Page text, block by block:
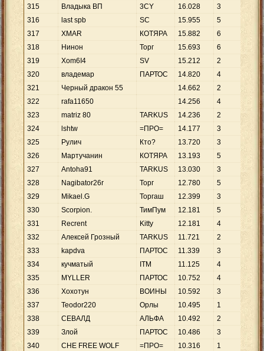
315
Владыка ВП 3CY 16.028 3
316
last spb SC 15.955 5
317
XMAR КОТЯРА 15.882 6
318
Нинон Торг 15.693 6
319
Xom6I4 SV 15.212 2
320
владемар ПАРТОС 14.820 4
321
Черный дракон 55 14.662 2
322
rafa11650 14.256 4
323
matriz 80 TARKUS 14.236 2
324
lshtw =ПРО= 14.177 3
325
Рулич Кто? 13.720 3
326
Мартучанин КОТЯРА 13.193 5
327
Antoha91 TARKUS 13.030 3
328
Nagibator26r Торг 12.780 5
329
Mikael.G Торгаш 12.399 3
330
Scorpion. ТимПум 12.181 5
331
Recrent Kitty 12.181 4
332
Алексей Грозный TARKUS 11.721 2
333
kapdva ПАРТОС 11.339 3
334
кучматый ITM 11.125 4
335
MYLLER ПАРТОС 10.752 4
336
Хохотун ВОИНЫ 10.592 3
337
Teodor220 Орлы 10.495 1 .
338
СЕВАЛД АЛЬФА 10.492 2
339
Злой ПАРТОС 10.486 3
340
CHE FREE WOLF =ПРО= 10.316 1